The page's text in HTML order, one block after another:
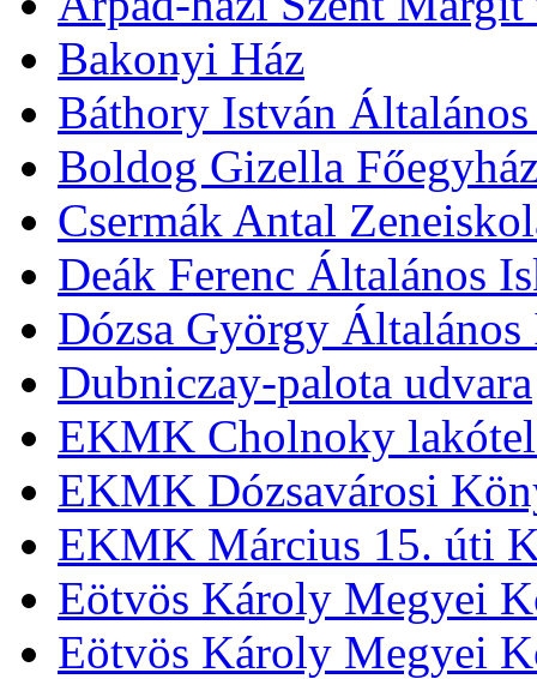
Bakonyi Ház
Báthory István
Boldog Gizella
Csermák Antal
Deák Ferenc Általános
Dózsa György Általános
Dubniczay-palota udvara
EKMK Cholnoky
EKMK Dózsavárosi
EKMK Március 15. úti
Eötvös Károly Megyei
Eötvös Károly Megyei